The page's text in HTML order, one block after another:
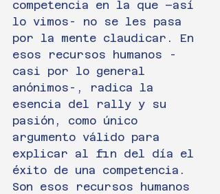
competencia en la que –así
lo vimos- no se les pasa
por la mente claudicar. En
esos recursos humanos -
casi por lo general
anónimos-, radica la
esencia del rally y su
pasión, como único
argumento válido para
explicar al fin del día el
éxito de una competencia.
Son esos recursos humanos